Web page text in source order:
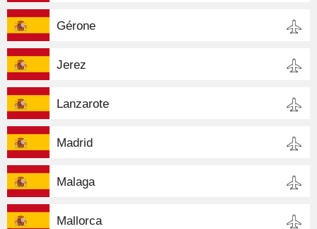
Gérone
Jerez
Lanzarote
Madrid
Malaga
Mallorca